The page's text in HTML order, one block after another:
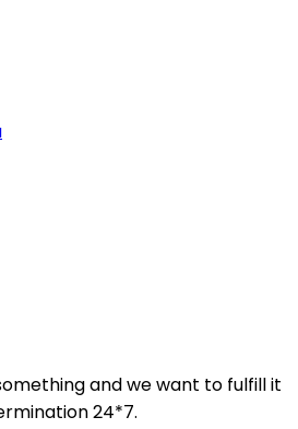
and we want to fulfill it
24*7.